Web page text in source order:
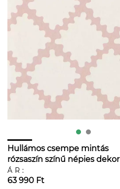
Hullámos csempe mintás
rózsaszín színű népies dekor
tapéta
ÁR:
63 990 Ft